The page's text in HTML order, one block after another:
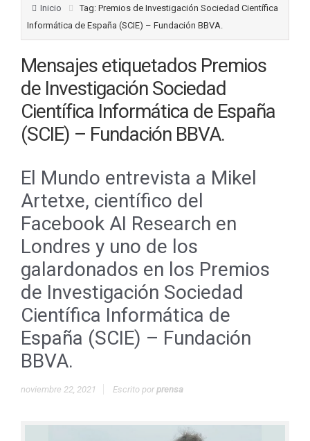
Inicio
Tag: Premios de Investigación Sociedad Científica
Informática de España (SCIE) – Fundación BBVA.
Mensajes etiquetados Premios
de Investigación Sociedad
Científica Informática de España
(SCIE) – Fundación BBVA.
El Mundo entrevista a Mikel
Artetxe, científico del
Facebook AI Research en
Londres y uno de los
galardonados en los Premios
de Investigación Sociedad
Científica Informática de
España (SCIE) – Fundación
BBVA.
noviembre 22, 2021 Escrito porprensa